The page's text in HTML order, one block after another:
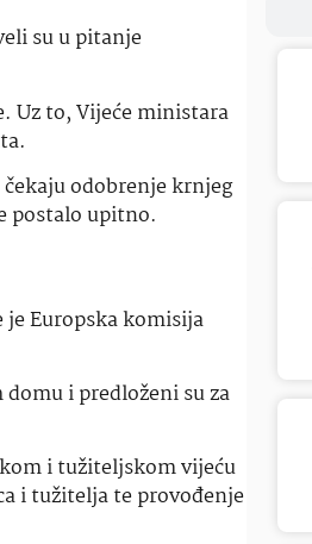
su u pitanje
Uz to, Vijeće ministara
odobrenje krnjeg
postalo upitno.
Europska komisija
i predloženi su za
i tužiteljskom vijeću
i tužitelja te provođenje